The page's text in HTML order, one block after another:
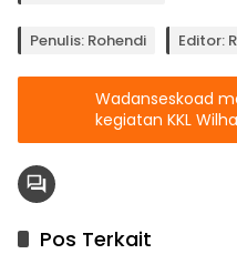
Penulis: Rohendi Editor:
Wadanseskoad
kegiatan KKL
Dapur SPPG
Pos Terkait